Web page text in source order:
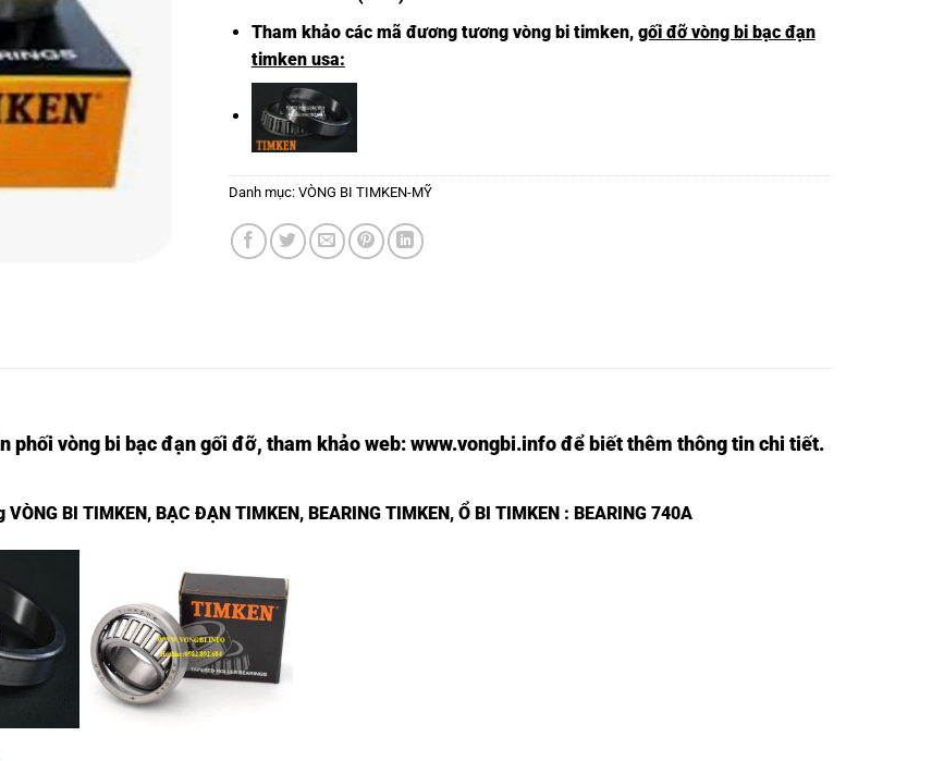
Tham khảo các mã đương tương vòng bi timken, gối đỡ vòng bi bạc đạn
timken usa:
Danh mục: VÒNG BI TIMKEN-MỸ
phối vòng bi bạc đạn gối đỡ, tham khảo web:www.vongbi.infođể biết thêm thông tin chi tiết.
VÒNG BI TIMKEN, BẠC ĐẠN TIMKEN, BEARING TIMKEN, Ổ BI TIMKEN : BEARING 740A